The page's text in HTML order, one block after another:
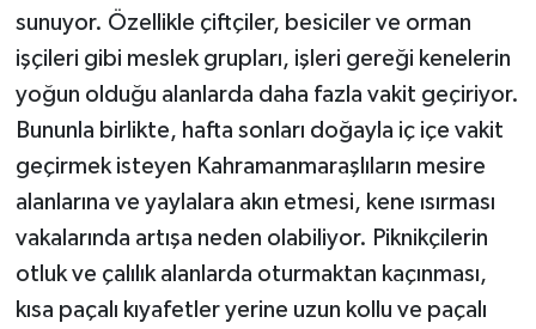
sunuyor. Özellikle çiftçiler, besiciler ve orman
işçileri gibi meslek grupları, işleri gereği kenelerin
yoğun olduğu alanlarda daha fazla vakit geçiriyor.
Bununla birlikte, hafta sonları doğayla iç içe vakit
geçirmek isteyen Kahramanmaraşlıların mesire
alanlarına ve yaylalara akın etmesi, kene ısırması
vakalarında artışa neden olabiliyor. Piknikçilerin
otluk ve çalılık alanlarda oturmaktan kaçınması,
kısa paçalı kıyafetler yerine uzun kollu ve paçalı